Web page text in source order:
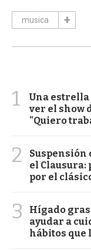
musica
1
Una
ver el show
"Quiero
2
Suspensión
el Clausura:
por el
3
Hígado
ayudar a
hábitos que